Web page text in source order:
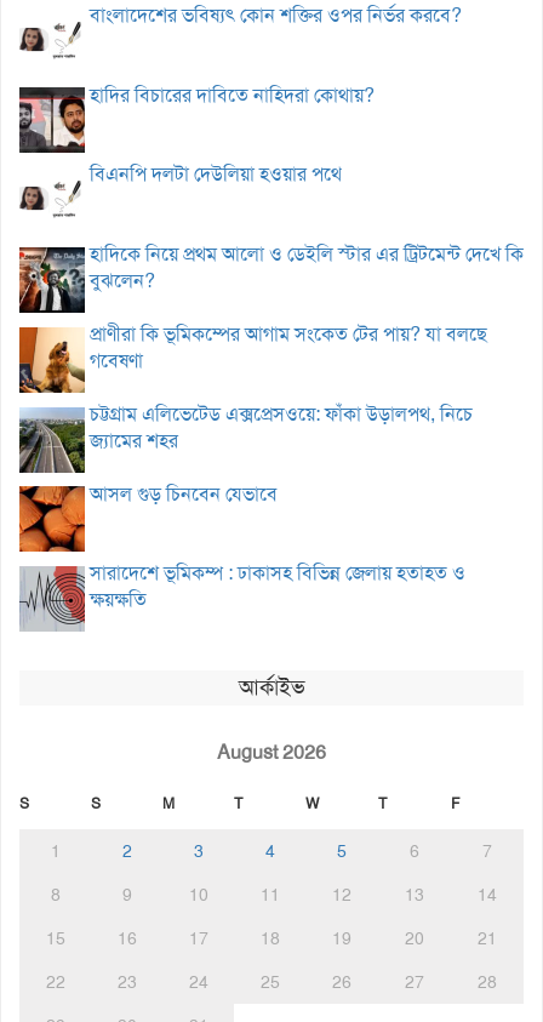
বাংলাদেশের ভবিষ্যৎ কোন শক্তির ওপর নির্ভর করবে?
হাদির বিচারের দাবিতে নাহিদরা কোথায়?
বিএনপি দলটা দেউলিয়া হওয়ার পথে
হাদিকে নিয়ে প্রথম আলো ও ডেইলি স্টার এর ট্রিটমেন্ট দেখে কি
বুঝলেন?
প্রাণীরা কি ভূমিকম্পের আগাম সংকেত টের পায়? যা বলছে
গবেষণা
চট্টগ্রাম এলিভেটেড এক্সপ্রেসওয়ে: ফাঁকা উড়ালপথ, নিচে
জ্যামের শহর
আসল গুড় চিনবেন যেভাবে
সারাদেশে ভূমিকম্প : ঢাকাসহ বিভিন্ন জেলায় হতাহত ও
ক্ষয়ক্ষতি
আর্কাইভ
August 2026
S S M T W T F
1 2 3 4 5 6
7
8
9 10 11 12 13
14
15
16 17 18 19 20
21
22
23 24 25 26 27
28